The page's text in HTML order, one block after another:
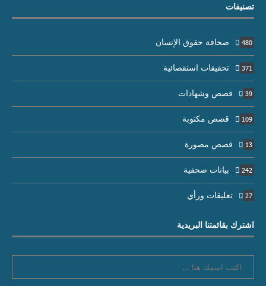
تصنيفات
صحافة حقوق الإنسان 480
تحقيقات استقصائية 371
قصص وشهادات 39
قصص مكتوبة 109
قصص مصورة 13
بيانات صحفية 242
تعليقات ورأي 27
اشترك بقائمتنا البريدية